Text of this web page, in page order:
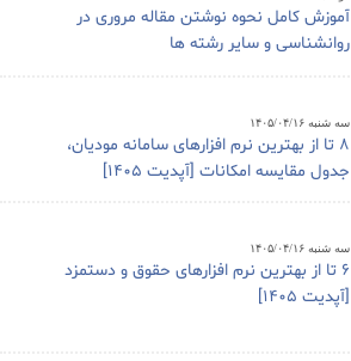
آموزش کامل نحوه نوشتن مقاله مروری در
روانشناسی و سایر رشته ها
سه شنبه ۱۴۰۵/۰۴/۱۶
8 تا از بهترین نرم افزارهای سامانه مودیان،
جدول مقایسه امکانات [آپدیت 1405]
سه شنبه ۱۴۰۵/۰۴/۱۶
6 تا از بهترین نرم افزارهای حقوق و دستمزد
[آپدیت 1405]